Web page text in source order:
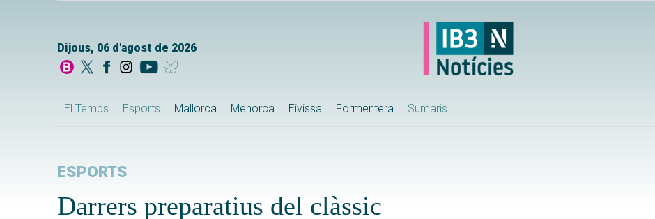
Dijous, 06 d'agost de 2026
El Temps Esports Mallorca Menorca Eivissa Formentera Sumaris
ESPORTS
Darrers preparatius del clàssic